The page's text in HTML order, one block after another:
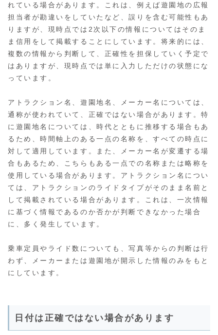
れている場合があります。これは、例えば遊園地の広報
担当者が勘違いをしていたなど、誤りを含む可能性もあ
りますが、現時点では2次以下の情報についてはそのま
ま信用をして掲載することにしています。将来的には、
複数の情報から判断して、正確性を担保していく予定で
はありますが、現時点では単に入力しただけの状態にな
っています。
アトラクション名、遊園地名、メーカー名については、
通称が使われていて、正確ではない場合があります。特
に遊園地名については、時代とともに推移する場合もあ
るため、時間軸上のある一点の名称を、すべての時点に
対して適用しています。また、メーカー名が変遷する場
合もあるため、こちらもある一点での名称または略称を
使用している場合があります。アトラクション名につい
ては、アトラクションのライドタイプがそのまま名前と
して掲載されている場合があります。これは、一次情報
に基づく情報であるのか否かが判断できなかった場合
に、多く発生しています。
乗車定員やライド数についても、写真等からの判断は行
わず、メーカーまたは遊園地が開示した情報のみをもと
にしています。
日付は正確ではない場合があります